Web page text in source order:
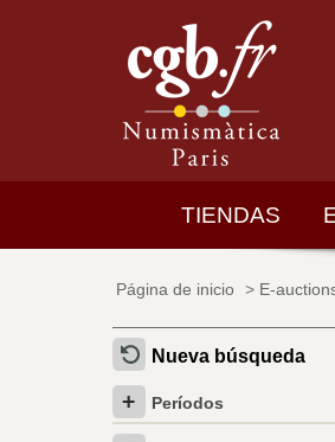
TIENDAS
Página de inicio > E-
Nueva búsqueda
Períodos